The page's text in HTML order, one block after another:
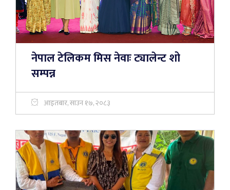
नेपाल टेलिकम मिस नेवाः ट्यालेन्ट शो
सम्पन्न
आइतबार, साउन १७, २०८३